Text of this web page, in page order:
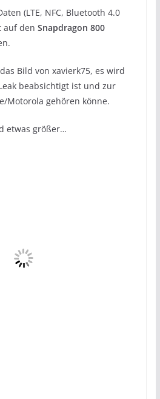
(LTE, NFC, Bluetooth 4.0
auf den Snapdragon 800
Bild von xavierk75, es wird
beabsichtigt ist und zur
Motorola gehören könne.
etwas größer…